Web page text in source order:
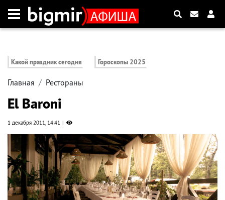
Какой праздник сегодня Гороскопы 2025
Главная Рестораны
El Baroni
1 декабря 2011, 14:41